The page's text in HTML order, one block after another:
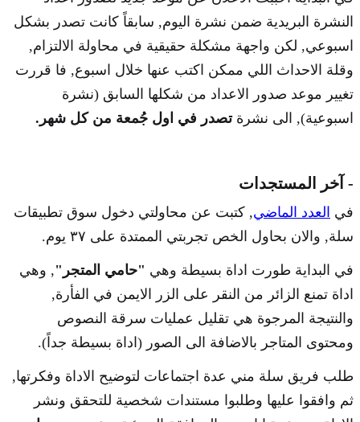
النشرة البريدية ضمن نشرة اليوم, سابقاً كانت تصدر بشكل
اسبوعي, لكن واجهة مشكلة حقيقية في محاولة الالتزام,
وقلة الاحداث اللي ممكن اكتب عنها خلال اسبوع, فا قررت
تغيير موعد صدور الاعداد من شكلها السابق (نشرة
اسبوعية), الى نشرةتصدر في اول جُمعة من كل شهر.
- آخر المستجدات
في العدد الماضي, كتبت عن محاولتي دخول سوق تطبيقات
سلة, والان بحاول الخص تجربتي الممتدة على ٣٧ يوم.
في البداية طورت اداة بسيطة وهي "حامي المتجر", وهي
اداة تمنع الزائر من النقر على الزر الايمن في الفأرة,
والنتيجة المرجوة هي تقليل عمليات سرقة النصوص
ومحتوى المتاجر بالاضافة الى الصور (اداة بسيطة جداً).
طلب فريق سلة مني عدة اجتماعات لتوضيح الاداة وفكرتها,
ثم وافقوا عليها وطلبوا مستندات شخصية للتحقق ونشر